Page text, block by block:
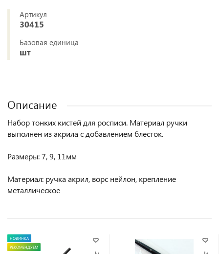
Артикул
30415
Базовая единица
шт
Описание
Набор тонких кистей для росписи. Материал ручки
выполнен из акрила с добавлением блесток.
Размеры: 7, 9, 11мм
Материал: ручка акрил, ворс нейлон, крепление
металлическое
НОВИНКА
РЕКОМЕНДУЕМ